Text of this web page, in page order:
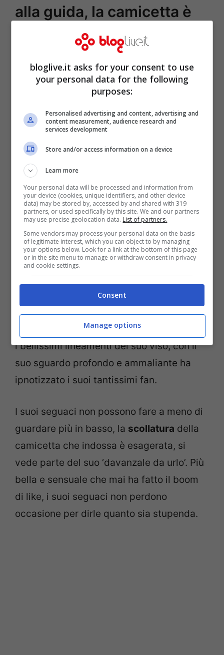
alla guida, la camicetta è
scollatissima
L’influencer Elisa De Panicis (Screenshot da Instagram)
Il primo piano diElisa De Panicis
i bellissimi lineamenti del suo viso, con il
suo sguardo profondo e ammaliante ha
ipnotizzato i suoi tantissimi fan.
I suoi seguaci non possono fare a meno di
guardare più in basso, la scollatura della
camicetta che indossa è esagerata, si
vede parte del suo ‘davanzale da urlo’. Più
bella e sensuale che mai ha fatto il boom
di like, i suoi seguaci non perdono
occasione per dirle quanto sia stupenda.
bloglive.it asks for your consent to use
your personal data for the following
purposes:
Personalised advertising and content, advertising and
content measurement, audience research and
services development
Store and/or access information on a device
Learn more
Your personal data will be processed and information from
your device (cookies, unique identifiers, and other device
data) may be stored by, accessed by and shared with 319
partners, or used specifically by this site. We and our partners
may use precise geolocation data. List of partners.
Some vendors may process your personal data on the basis
of legitimate interest, which you can object to by managing
your options below. Look for a link at the bottom of this page
or in the site menu to manage or withdraw consent in privacy
and cookie settings.
Consent
Manage options